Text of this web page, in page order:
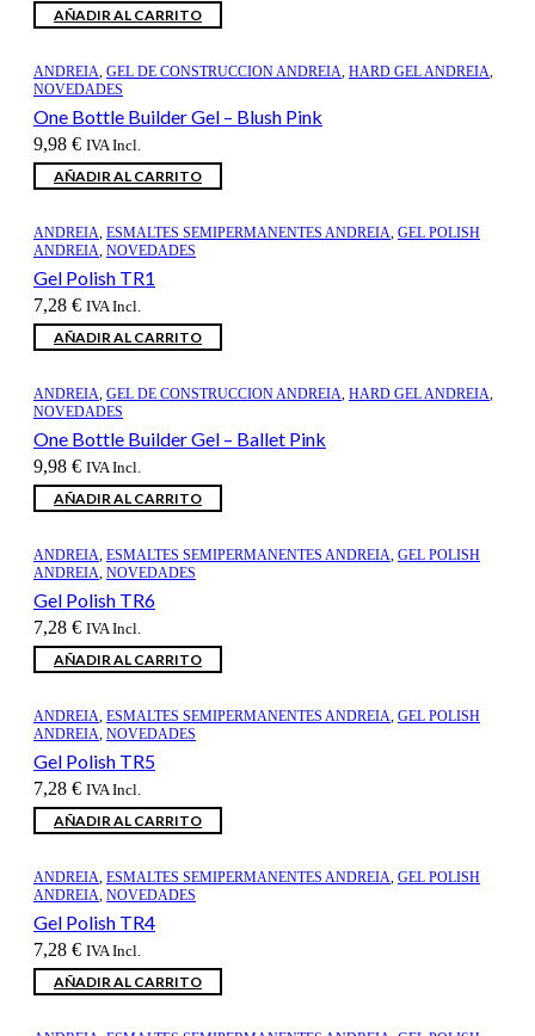
AÑADIR AL CARRITO
ANDREIA, GEL DE CONSTRUCCION ANDREIA, HARD GEL ANDREIA,
NOVEDADES
One Bottle Builder Gel – Blush Pink
9,98 € IVA Incl.
AÑADIR AL CARRITO
ANDREIA, ESMALTES SEMIPERMANENTES ANDREIA, GEL POLISH
ANDREIA, NOVEDADES
Gel Polish TR1
7,28 € IVA Incl.
AÑADIR AL CARRITO
ANDREIA, GEL DE CONSTRUCCION ANDREIA, HARD GEL ANDREIA,
NOVEDADES
One Bottle Builder Gel – Ballet Pink
9,98 € IVA Incl.
AÑADIR AL CARRITO
ANDREIA, ESMALTES SEMIPERMANENTES ANDREIA, GEL POLISH
ANDREIA, NOVEDADES
Gel Polish TR6
7,28 € IVA Incl.
AÑADIR AL CARRITO
ANDREIA, ESMALTES SEMIPERMANENTES ANDREIA, GEL POLISH
ANDREIA, NOVEDADES
Gel Polish TR5
7,28 € IVA Incl.
AÑADIR AL CARRITO
ANDREIA, ESMALTES SEMIPERMANENTES ANDREIA, GEL POLISH
ANDREIA, NOVEDADES
Gel Polish TR4
7,28 € IVA Incl.
AÑADIR AL CARRITO